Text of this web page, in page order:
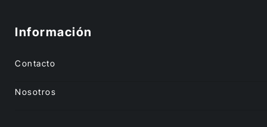
Información
Contacto
Nosotros